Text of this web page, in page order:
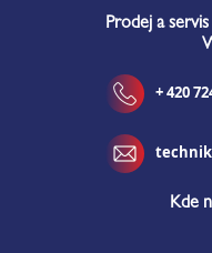
Prodej a
+ 420
Kde